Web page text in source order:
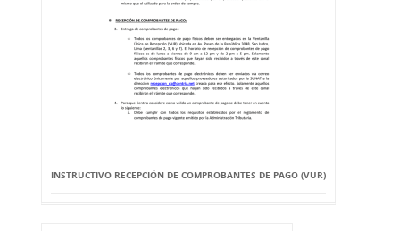
INSTRUCTIVO RECEPCIÓN DE COMPROBANTES DE PAGO (VUR)